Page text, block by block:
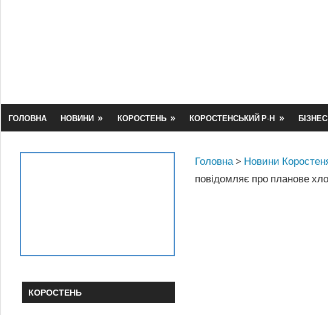
ГОЛОВНА НОВИНИ КОРОСТЕНЬ КОРОСТЕНСЬКИЙ Р-Н
Головна > Новини
повідомляє про планове
КОРОСТЕНЬ